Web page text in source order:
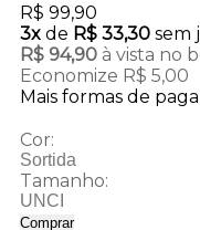
R$ 99,90
3xde R$ 33,30 sem
R$ 94,90 à vista no
Economize R$ 5,00
Mais formas de
Cor:
Sortida
Tamanho:
UNCI
Comprar